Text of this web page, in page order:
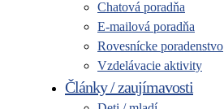
Chatová poradňa
E-mailová poradňa
Rovesnícke poradenstvo
Vzdelávacie aktivity
Články / zaujímavosti